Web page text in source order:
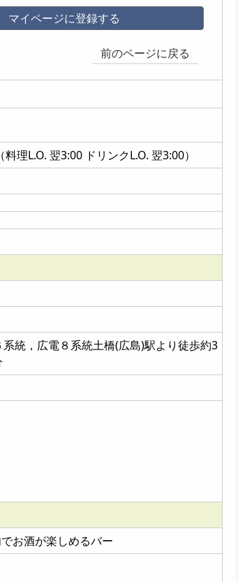
マイページに登録する
前のページに戻る
理L.O. 翌3:00 ドリンクL.O. 翌3:00）
統，広電８系統土橋(広島)駅より徒歩約3
お酒が楽しめるバー